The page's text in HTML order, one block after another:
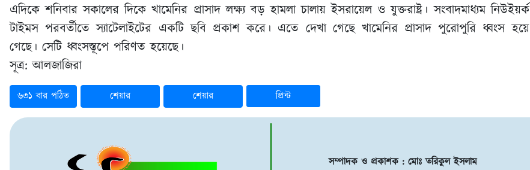
এদিকে শনিবার সকালের দিকে খামেনির প্রাসাদ লক্ষ্য বড় হামলা চালায় ইসরায়েল ও যুক্তরাষ্ট্র। সংবাদমাধ্যম নিউইয়র্ক
টাইমস পরবর্তীতে স্যাটেলাইটের একটি ছবি প্রকাশ করে। এতে দেখা গেছে খামেনির প্রাসাদ পুরোপুরি ধ্বংস হয়ে
গেছে। সেটি ধ্বংসস্তূপে পরিণত হয়েছে।
সূত্র: আলজাজিরা
৬৩১ বার পঠিত শেয়ার শেয়ার প্রিন্ট
সম্পাদক ও প্রকাশক : মোঃ তরিকুল ইসলাম